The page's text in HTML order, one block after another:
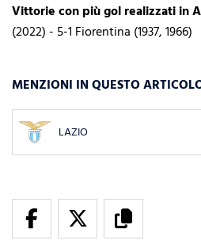
Vittorie con più gol realizzati in
(2022) - 5-1 Fiorentina (1937, 1966)
MENZIONI IN QUESTO
LAZIO